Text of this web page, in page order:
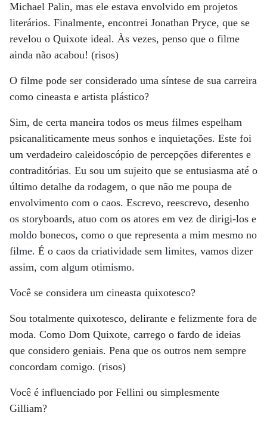
Michael Palin, mas ele estava envolvido em projetos
literários. Finalmente, encontrei Jonathan Pryce, que se
revelou o Quixote ideal. Às vezes, penso que o filme
ainda não acabou! (risos)
O filme pode ser considerado uma síntese de sua carreira
como cineasta e artista plástico?
Sim, de certa maneira todos os meus filmes espelham
psicanaliticamente meus sonhos e inquietações. Este foi
um verdadeiro caleidoscópio de percepções diferentes e
contraditórias. Eu sou um sujeito que se entusiasma até o
último detalhe da rodagem, o que não me poupa de
envolvimento com o caos. Escrevo, reescrevo, desenho
os storyboards, atuo com os atores em vez de dirigi-los e
moldo bonecos, como o que representa a mim mesmo no
filme. É o caos da criatividade sem limites, vamos dizer
assim, com algum otimismo.
Você se considera um cineasta quixotesco?
Sou totalmente quixotesco, delirante e felizmente fora de
moda. Como Dom Quixote, carrego o fardo de ideias
que considero geniais. Pena que os outros nem sempre
concordam comigo. (risos)
Você é influenciado por Fellini ou simplesmente
Gilliam?